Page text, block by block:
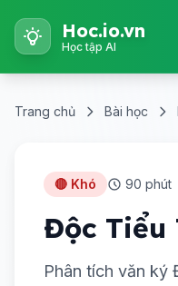
Hoc.io.vn
Học tập AI
Trang chủ Bài học
🔴 Khó 90 phút
Độc Tiểu
Phân tích văn ký